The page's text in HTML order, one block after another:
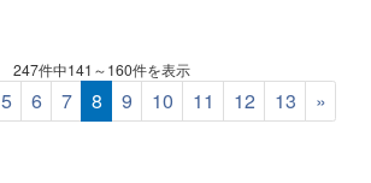
247件中141～160件を表示
5 6 7 8 9 10 11 12 13 »